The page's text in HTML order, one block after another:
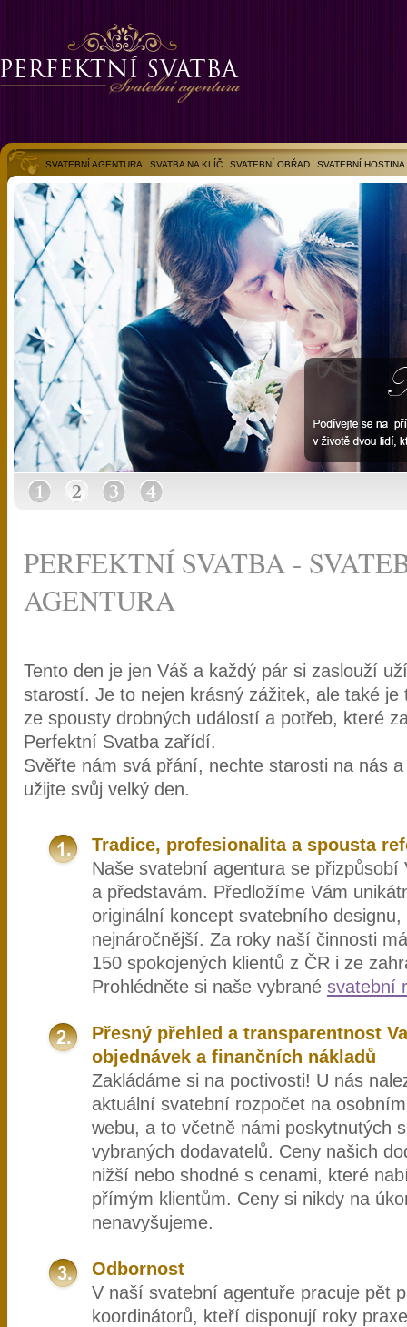
SVATEBNÍ AGENTURA SVATBA NA KLÍČ SVATEBNÍ OBŘAD
SVATEBNÍ HOSTINA
SVATEBNÍ FOTOGALERIE
PERFEKTNÍ SVATBA -
AGENTURA
Tento den je jen Váš a každý pár si zaslouží
starostí. Je to nejen krásný zážitek, ale také je
ze spousty drobných událostí a potřeb, které
Perfektní Svatba zařídí.
Svěřte nám svá přání, nechte starosti na nás
užijte svůj velký den.
Tradice, profesionalita a spousta
Naše svatební agentura se přizpůsobí
a představám. Předložíme Vám
originální koncept svatebního
nejnáročnější. Za roky naší činnosti
150 spokojených klientů z ČR i ze
Prohlédněte si naše vybrané svatební
Přesný přehled a transparentnost
objednávek a finančních nákladů
Zakládáme si na poctivosti! U nás
aktuální svatební rozpočet na
webu, a to včetně námi poskytnutých
vybraných dodavatelů. Ceny našich
nižší nebo shodné s cenami, které
přímým klientům. Ceny si nikdy na
nenavyšujeme.
Odbornost
V naší svatební agentuře pracuje pět
koordinátorů, kteří disponují roky